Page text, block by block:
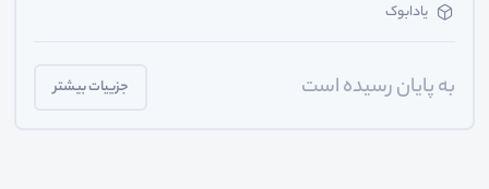
یادابوک
به پایان رسیده است جزییات بیشتر